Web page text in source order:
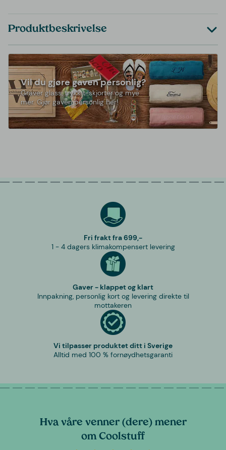
Produktbeskrivelse
Vil du gjøre gaven personlig?
Graver glass, trykk t-skjorter og mye
mer. Gjør gaven personlig her!
Fri frakt fra 699,-
1 - 4 dagers klimakompensert levering
Gaver - klappet og klart
Innpakning, personlig kort og levering direkte til
mottakeren
Vi tilpasser produktet ditt i Sverige
Alltid med 100 % fornøydhetsgaranti
Hva våre venner (dere) mener
om Coolstuff